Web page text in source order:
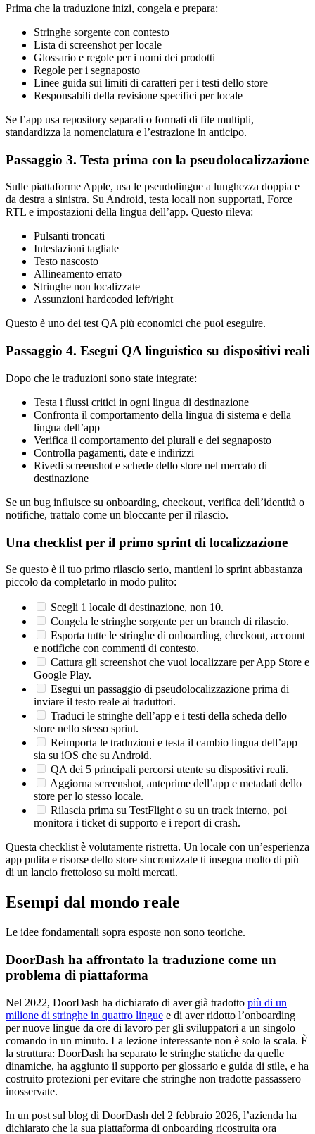
Prima che la traduzione inizi, congela e prepara:
Stringhe sorgente con contesto
Lista di screenshot per locale
Glossario e regole per i nomi dei prodotti
Regole per i segnaposto
Linee guida sui limiti di caratteri per i testi dello store
Responsabili della revisione specifici per locale
Se l’app usa repository separati o formati di file multipli,
standardizza la nomenclatura e l’estrazione in anticipo.
Passaggio 3. Testa prima con la pseudolocalizzazione
Sulle piattaforme Apple, usa le pseudolingue a lunghezza doppia e
da destra a sinistra. Su Android, testa locali non supportati, Force
RTL e impostazioni della lingua dell’app. Questo rileva:
Pulsanti troncati
Intestazioni tagliate
Testo nascosto
Allineamento errato
Stringhe non localizzate
Assunzioni hardcoded left/right
Questo è uno dei test QA più economici che puoi eseguire.
Passaggio 4. Esegui QA linguistico su dispositivi reali
Dopo che le traduzioni sono state integrate:
Testa i flussi critici in ogni lingua di destinazione
Confronta il comportamento della lingua di sistema e della
lingua dell’app
Verifica il comportamento dei plurali e dei segnaposto
Controlla pagamenti, date e indirizzi
Rivedi screenshot e schede dello store nel mercato di
destinazione
Se un bug influisce su onboarding, checkout, verifica dell’identità o
notifiche, trattalo come un bloccante per il rilascio.
Una checklist per il primo sprint di localizzazione
Se questo è il tuo primo rilascio serio, mantieni lo sprint abbastanza
piccolo da completarlo in modo pulito:
Scegli 1 locale di destinazione, non 10.
Congela le stringhe sorgente per un branch di rilascio.
Esporta tutte le stringhe di onboarding, checkout, account
e notifiche con commenti di contesto.
Cattura gli screenshot che vuoi localizzare per App Store e
Google Play.
Esegui un passaggio di pseudolocalizzazione prima di
inviare il testo reale ai traduttori.
Traduci le stringhe dell’app e i testi della scheda dello
store nello stesso sprint.
Reimporta le traduzioni e testa il cambio lingua dell’app
sia su iOS che su Android.
QA dei 5 principali percorsi utente su dispositivi reali.
Aggiorna screenshot, anteprime dell’app e metadati dello
store per lo stesso locale.
Rilascia prima su TestFlight o su un track interno, poi
monitora i ticket di supporto e i report di crash.
Questa checklist è volutamente ristretta. Un locale con un’esperienza
app pulita e risorse dello store sincronizzate ti insegna molto di più
di un lancio frettoloso su molti mercati.
Esempi dal mondo reale
Le idee fondamentali sopra esposte non sono teoriche.
DoorDash ha affrontato la traduzione come un
problema di piattaforma
Nel 2022, DoorDash ha dichiarato di aver già tradotto più di un
milione di stringhe in quattro lingue e di aver ridotto l’onboarding
per nuove lingue da ore di lavoro per gli sviluppatori a un singolo
comando in un minuto. La lezione interessante non è solo la scala. È
la struttura: DoorDash ha separato le stringhe statiche da quelle
dinamiche, ha aggiunto il supporto per glossario e guida di stile, e ha
costruito protezioni per evitare che stringhe non tradotte passassero
inosservate.
In un post sul blog di DoorDash del 2 febbraio 2026, l’azienda ha
dichiarato che la sua piattaforma di onboarding ricostruita ora